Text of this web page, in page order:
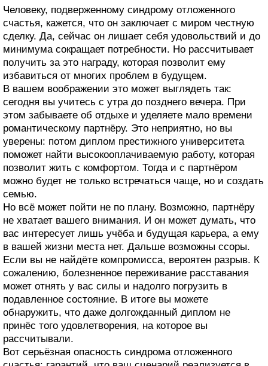
Человеку, подверженному синдрому отложенного
счастья, кажется, что он заключает с миром честную
сделку. Да, сейчас он лишает себя удовольствий и до
минимума сокращает потребности. Но рассчитывает
получить за это награду, которая позволит ему
избавиться от многих проблем в будущем.
В вашем воображении это может выглядеть так:
сегодня вы учитесь с утра до позднего вечера. При
этом забываете об отдыхе и уделяете мало времени
романтическому партнёру. Это неприятно, но вы
уверены: потом диплом престижного университета
поможет найти высокооплачиваемую работу, которая
позволит жить с комфортом. Тогда и с партнёром
можно будет не только встречаться чаще, но и создать
семью.
Но всё может пойти не по плану. Возможно, партнёру
не хватает вашего внимания. И он может думать, что
вас интересует лишь учёба и будущая карьера, а ему
в вашей жизни места нет. Дальше возможны ссоры.
Если вы не найдёте компромисса, вероятен разрыв. К
сожалению, болезненное переживание расставания
может отнять у вас силы и надолго погрузить в
подавленное состояние. В итоге вы можете
обнаружить, что даже долгожданный диплом не
принёс того удовлетворения, на которое вы
рассчитывали.
Вот серьёзная опасность синдрома отложенного